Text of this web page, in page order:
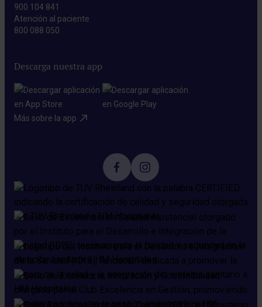
900 104 841
Atención al paciente
800 088 050
Descarga nuestra app
Más sobre la app​